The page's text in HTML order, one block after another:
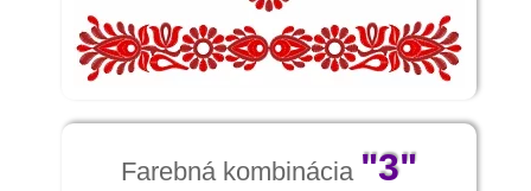
Farebná kombinácia "3"